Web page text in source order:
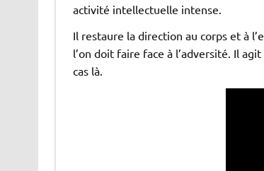
activité intellectuelle intense.
Il restaure la direction au corps et à
l’on doit faire face à l’adversité. Il
cas là.